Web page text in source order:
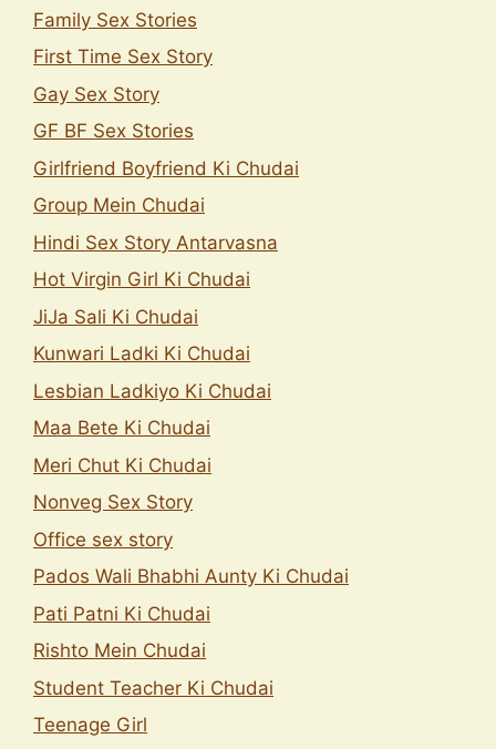
Family Sex Stories
First Time Sex Story
Gay Sex Story
GF BF Sex Stories
Girlfriend Boyfriend Ki Chudai
Group Mein Chudai
Hindi Sex Story Antarvasna
Hot Virgin Girl Ki Chudai
JiJa Sali Ki Chudai
Kunwari Ladki Ki Chudai
Lesbian Ladkiyo Ki Chudai
Maa Bete Ki Chudai
Meri Chut Ki Chudai
Nonveg Sex Story
Office sex story
Pados Wali Bhabhi Aunty Ki Chudai
Pati Patni Ki Chudai
Rishto Mein Chudai
Student Teacher Ki Chudai
Teenage Girl